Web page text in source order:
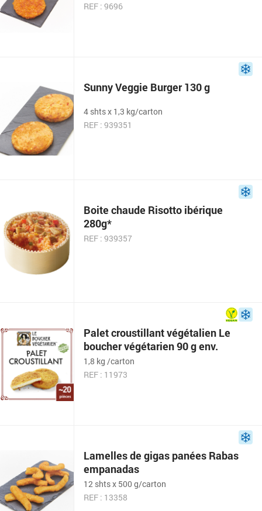
REF : 9696
Sunny Veggie Burger 130 g
4 shts x 1,3 kg/carton
REF : 939351
Boite chaude Risotto ibérique
280g*
REF : 939357
Palet croustillant végétalien Le
boucher végétarien 90 g env.
1,8 kg /carton
REF : 11973
Lamelles de gigas panées Rabas
empanadas
12 shts x 500 g/carton
REF : 13358